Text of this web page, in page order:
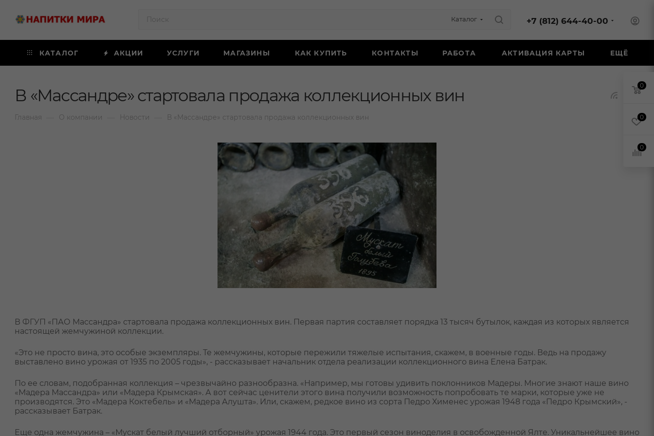
Каталог +7 (812) 644-40-00
КАТАЛОГ АКЦИИ УСЛУГИ МАГАЗИНЫ КАК КУПИТЬ КОНТАКТЫ РАБОТА АКТИВАЦИЯ КАРТЫ ЕЩЁ
В «Массандре» стартовала продажа коллекционных вин
Главная О компании Новости В «Массандре» стартовала продажа коллекционных вин
В ФГУП «ПАО Массандра» стартовала продажа коллекционных вин. Первая партия составляет порядка 13 тысяч бутылок, каждая из которых является
настоящей жемчужиной коллекции.
«Это не просто вина, это особые экземпляры. Те жемчужины, которые пережили тяжелые испытания, скажем, в военные годы. Ведь на продажу
выставлено вино урожая от 1935 по 2005 годы», - рассказывает начальник отдела реализации коллекционного вина Елена Батрак.
По ее словам, подобранная коллекция – чрезвычайно разнообразна. «Например, мы готовы удивить поклонников Мадеры. Многие знают наше вино
«Мадера Массандра» или «Мадера Крымская». А вот сейчас ценители этого вина получили возможность попробовать те марки, которые уже не
производятся. Это «Мадера Коктебель» и «Мадера Алушта». Или, скажем, редкое вино из сорта Педро Хименес урожая 1948 года «Педро Крымский», -
рассказывает Батрак.
Еще одна жемчужина – «Мускат белый лучший отборный» урожая 1944 года. Это первый сезон виноделия в освобожденной Ялте. Уникальнейшее вино
0
0
0